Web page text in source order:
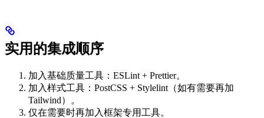
实用的集成顺序
加入基础质量工具：ESLint + Prettier。
加入样式工具：PostCSS + Stylelint（如有需要再加
Tailwind）。
仅在需要时再加入框架专用工具。